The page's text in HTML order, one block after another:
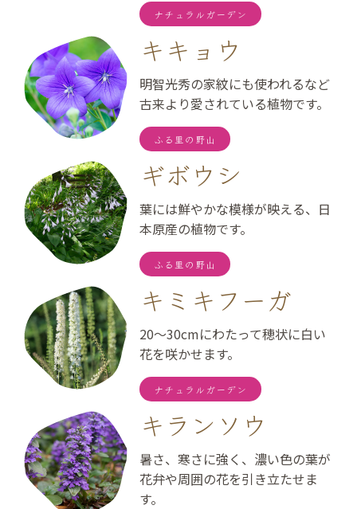
ナチュラルガーデン
キキョウ
明智光秀の家紋にも使われるなど
古来より愛されている植物です。
ふる里の野山
ギボウシ
葉には鮮やかな模様が映える、日
本原産の植物です。
ふる里の野山
キミキフーガ
20～30cmにわたって穂状に白い
花を咲かせます。
ナチュラルガーデン
キランソウ
暑さ、寒さに強く、濃い色の葉が
花弁や周囲の花を引き立たせま
す。